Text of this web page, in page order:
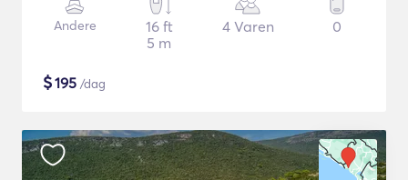
Andere
16 ft
5 m
4 Varen 0
$195 /dag